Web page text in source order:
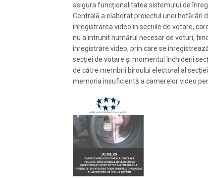
asigura funcționalitatea sistemului de
Centrală a elaborat proiectul unei hotărâri
înregistrarea video în secțiile de votare,
nu a întrunit numărul necesar de voturi,
înregistrare video, prin care se
secției de votare și momentul închiderii
de către membrii biroului electoral al
memoria insuficientă a camerelor video